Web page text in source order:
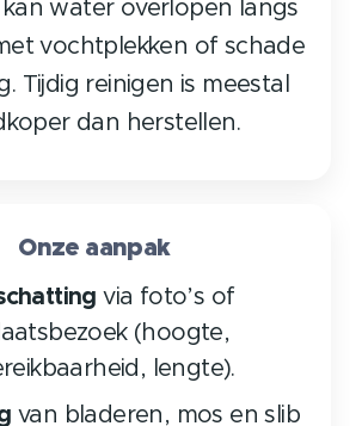
water overlopen langs
vochtplekken of schade
Tijdig reinigen is meestal
dan herstellen.
Onze aanpak
via foto’s of
(hoogte,
lengte).
van bladeren, mos en slib